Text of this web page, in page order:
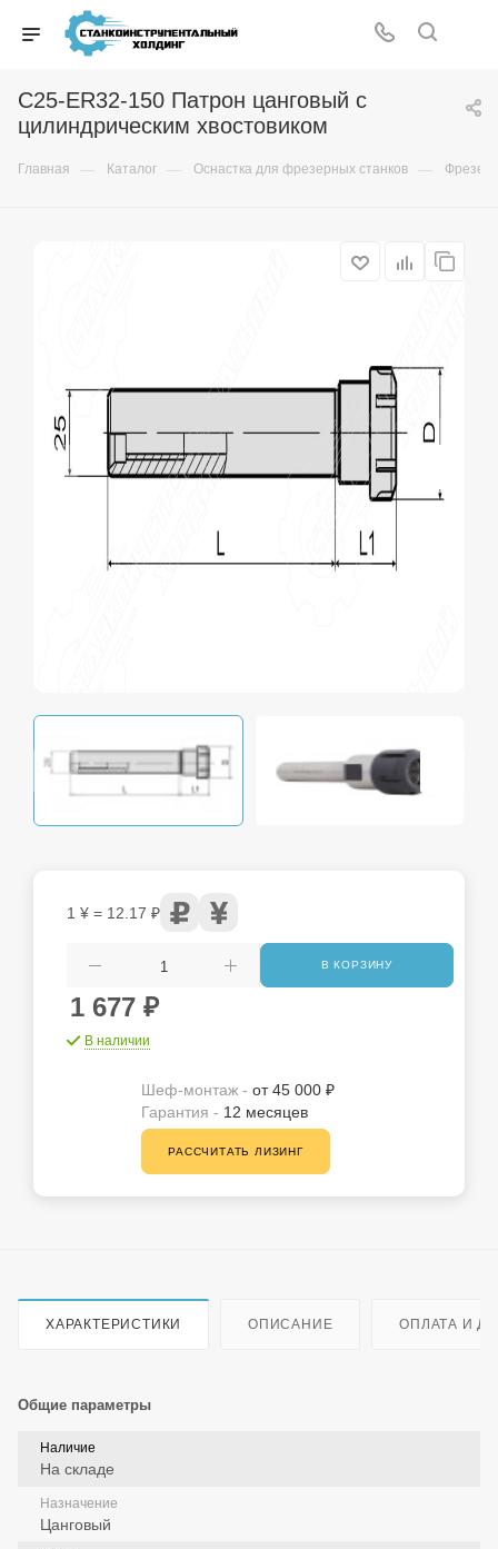
C25-ER32-150 Патрон цанговый с
цилиндрическим хвостовиком
Главная — Каталог — Оснастка для фрезерных станков —
1 677 ₽
В наличии
1 ¥ = 12.17 ₽
В КОРЗИНУ
Шеф-монтаж - от 45 000 ₽
Гарантия - 12 месяцев
РАССЧИТАТЬ ЛИЗИНГ
ХАРАКТЕРИСТИКИ ОПИСАНИЕ ОПЛАТА И
Общие параметры
Наличие
На складе
Назначение
Цанговый